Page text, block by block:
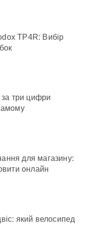
TP4R: Вибір
за три цифри
для магазину:
онлайн
який велосипед